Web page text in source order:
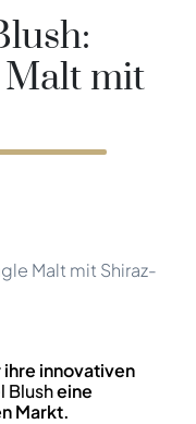
mit
Malt mit Shiraz-
innovativen
Blusheine
Markt.